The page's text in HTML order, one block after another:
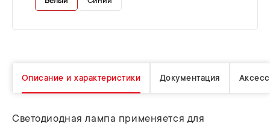
Описание и характеристики Документация
Светодиодная лампа применяется для